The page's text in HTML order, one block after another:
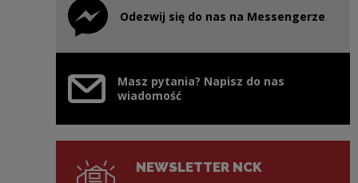
Odezwij się do nas na Messengerze
Uwaga, link zostanie otwarty w nowym oknie
Masz pytania? Napisz do nas
wiadomość
NEWSLETTER NCK